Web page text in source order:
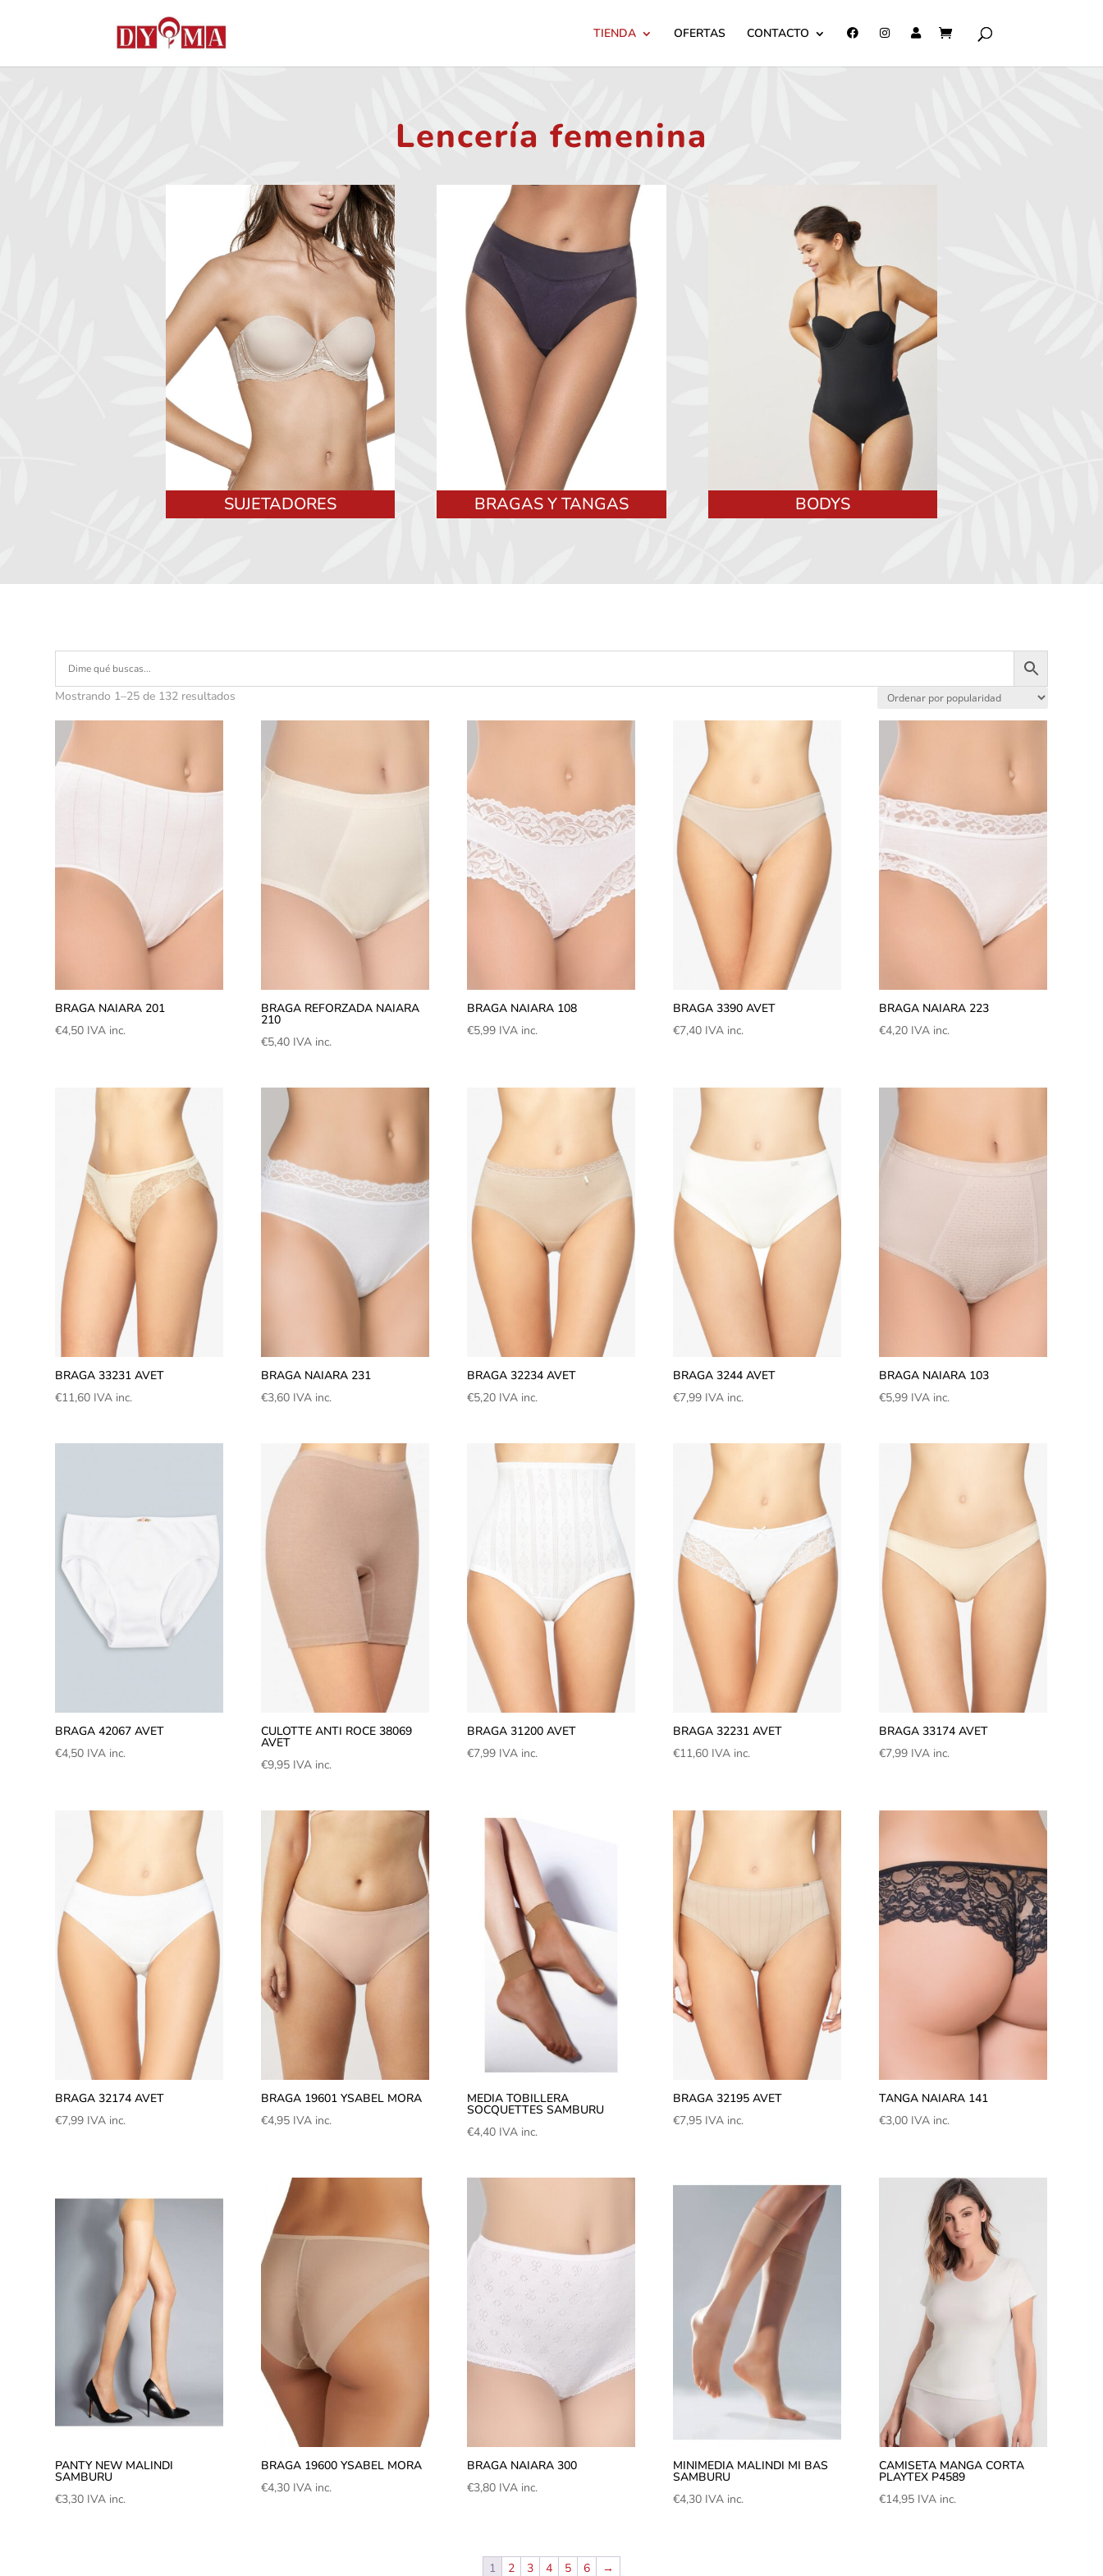
TIENDA OFERTAS CONTACTO
Lencería femenina
SUJETADORES BRAGAS Y TANGAS BODYS
Mostrando 1–25 de 132 resultados
BRAGA NAIARA 201
€4,50 IVA inc.
BRAGA REFORZADA NAIARA
210
€5,40 IVA inc.
BRAGA NAIARA 108
€5,99 IVA inc.
BRAGA 3390 AVET
€7,40 IVA inc.
BRAGA NAIARA 223
€4,20 IVA inc.
BRAGA 33231 AVET
€11,60 IVA inc.
BRAGA NAIARA 231
€3,60 IVA inc.
BRAGA 32234 AVET
€5,20 IVA inc.
BRAGA 3244 AVET
€7,99 IVA inc.
BRAGA NAIARA 103
€5,99 IVA inc.
BRAGA 42067 AVET
€4,50 IVA inc.
CULOTTE ANTI ROCE 38069
AVET
€9,95 IVA inc.
BRAGA 31200 AVET
€7,99 IVA inc.
BRAGA 32231 AVET
€11,60 IVA inc.
BRAGA 33174 AVET
€7,99 IVA inc.
BRAGA 32174 AVET
€7,99 IVA inc.
BRAGA 19601 YSABEL MORA
€4,95 IVA inc.
MEDIA TOBILLERA
SOCQUETTES SAMBURU
€4,40 IVA inc.
BRAGA 32195 AVET
€7,95 IVA inc.
TANGA NAIARA 141
€3,00 IVA inc.
PANTY NEW MALINDI
SAMBURU
€3,30 IVA inc.
BRAGA 19600 YSABEL MORA
€4,30 IVA inc.
BRAGA NAIARA 300
€3,80 IVA inc.
MINIMEDIA MALINDI MI BAS
SAMBURU
€4,30 IVA inc.
CAMISETA MANGA CORTA
PLAYTEX P4589
€14,95 IVA inc.
1 2 3 4 5 6 →